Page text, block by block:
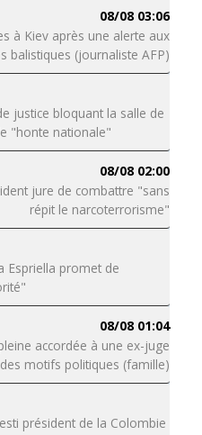
08/08 03:06
à Kiev après une alerte aux
balistiques (journaliste AFP)
justice bloquant la salle de
"honte nationale"
08/08 02:00
jure de combattre "sans
répit le narcoterrorisme"
Espriella promet de
08/08 01:04
accordée à une ex-juge
motifs politiques (famille)
président de la Colombie